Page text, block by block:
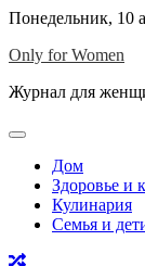
Skip
content
Понедельник, 10
Only for Women
Журнал для
Дом
Здоровье и
Кулинария
Семья и